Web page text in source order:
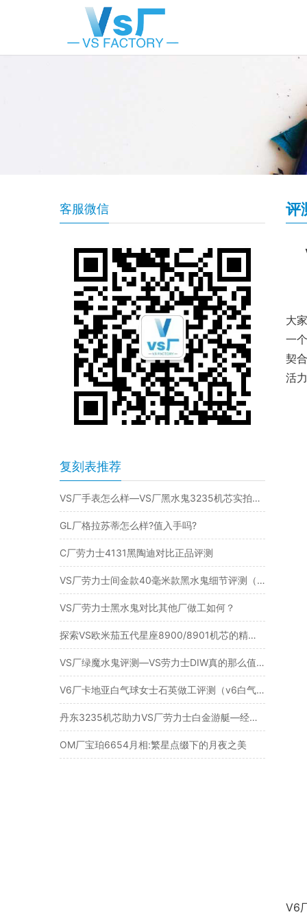
评
大
一
契
活
V6
客服微信
复刻表推荐
VS厂手表怎么样—VS厂黑水鬼3235机芯实拍评测
GL厂格拉苏蒂怎么样?值入手吗?
C厂劳力士4131黑陶迪对比正品评测
VS厂劳力士间金款40毫米款黑水鬼细节评测（vs厂间金黑水鬼3135机芯）
VS厂劳力士黑水鬼对比其他厂做工如何？
探索VS欧米茄五代星座8900/8901机芯的精湛细节做工
VS厂绿魔水鬼评测—VS劳力士DIW真的那么值得入手吗？
V6厂卡地亚白气球女士石英做工评测（v6白气球质量如何）
丹东3235机芯助力VS厂劳力士白金游艇—经典与稳定并存
OM厂宝珀6654月相:繁星点缀下的月夜之美